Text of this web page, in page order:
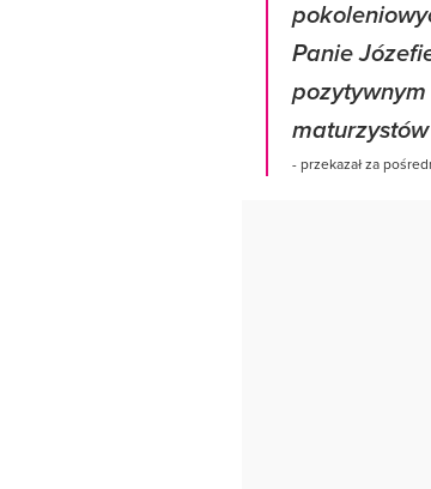
Panie
- przekazał za